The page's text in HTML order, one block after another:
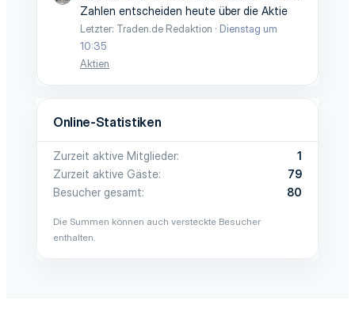
Zahlen entscheiden heute über die Aktie
Letzter: Traden.de Redaktion
Dienstag um
10:35
Aktien
Online-Statistiken
Zurzeit aktive Mitglieder
1
Zurzeit aktive Gäste
79
Besucher gesamt
80
Die Summen können auch versteckte Besucher
enthalten.